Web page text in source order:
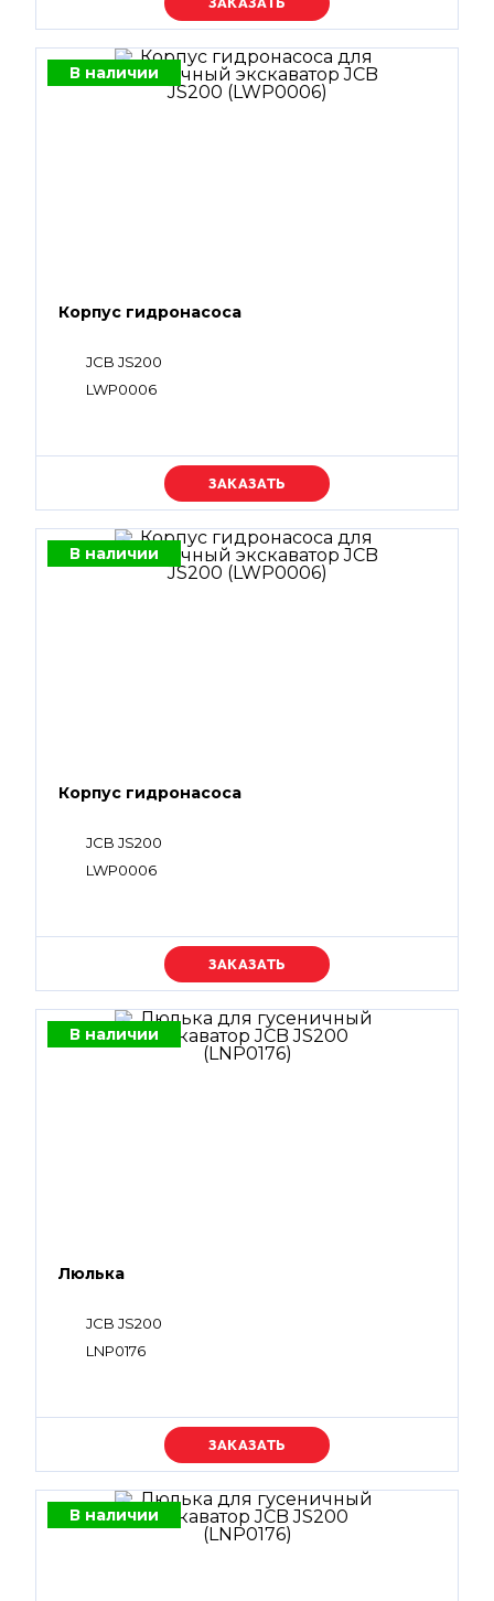
В наличии
Корпус гидронасоса
JCB JS200
LWP0006
Уточняйте цену
В наличии
Корпус гидронасоса
JCB JS200
LWP0006
Уточняйте цену
В наличии
Люлька
JCB JS200
LNP0176
Уточняйте цену
В наличии